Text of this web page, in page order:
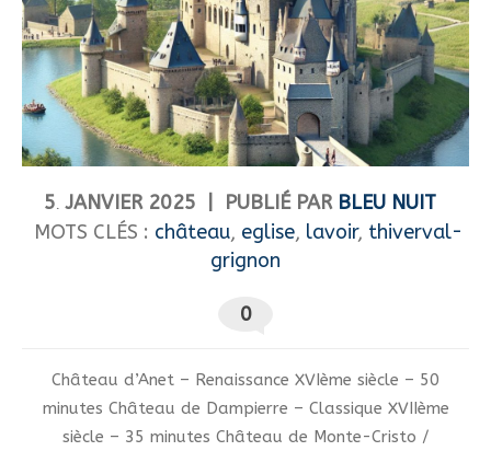
5. JANVIER 2025 PUBLIÉ PAR BLEU NUIT
MOTS CLÉS : château, eglise, lavoir, thiverval-
grignon
0
Château d’Anet – Renaissance XVIème siècle – 50
minutes Château de Dampierre – Classique XVIIème
siècle – 35 minutes Château de Monte-Cristo /